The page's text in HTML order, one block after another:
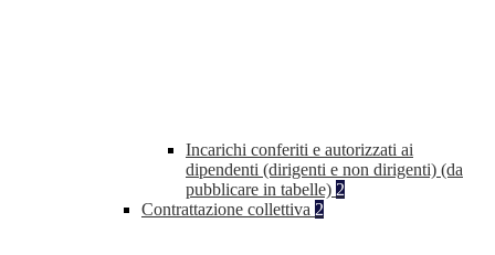
Incarichi conferiti e autorizzati ai
dipendenti (dirigenti e non dirigenti) (da
pubblicare in tabelle) 2
Contrattazione collettiva 2